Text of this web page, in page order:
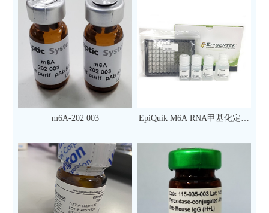
m6A-202 003
EpiQuik M6A RNA甲基化定量
次）